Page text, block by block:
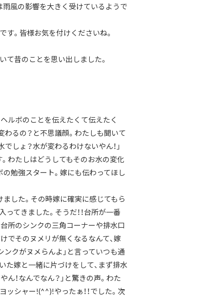
風の影響を大きく受けているようで
。皆様お気を付けくださいね。
て昔のことを思い出しました。
ルボのことを伝えたくて伝えたく
わるの？と不思議顔。わたしも聞いて
しょ？水が変わるわけないやん！」
わたしはどうしてもそのお水の変化
の勉強スタート。嫁にも伝わってほし
した。その時嫁に確実に感じてもら
てきました。そうだ！！台所が一番
所のシンクの三角コーナーや排水口
でそのヌメリが無くなるなんて、嫁
クがヌメらんよ」と言っていつも通
た嫁と一緒に片づけをして、まず排水
！なんでなん？」と驚きの声。わた
シャー!(^^)!やったぁ！！でした。次